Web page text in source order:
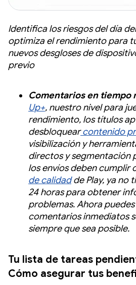
Identifica los riesgos del día
optimiza el rendimiento para
nuevos desgloses de
previo
Comentarios en tiempo
Up+, nuestro nivel para
rendimiento, los títulos
desbloquearcontenido
visibilización y
directos y segmentación
los envíos deben cumplir
de calidadde Play, ya no
24 horas para obtener
problemas. Ahora
comentarios inmediatos
siempre que sea posible.
Tu lista de tareas
Cómo asegurar tus